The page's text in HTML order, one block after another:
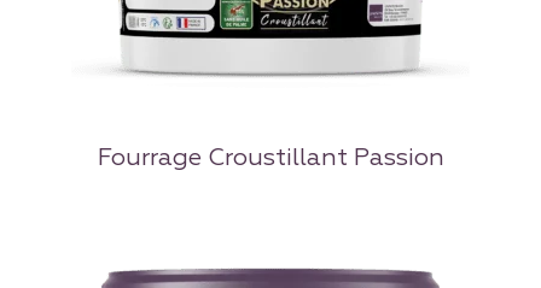
Fourrage Croustillant Passion